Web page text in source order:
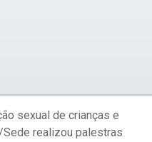
sexual de crianças e
realizou palestras